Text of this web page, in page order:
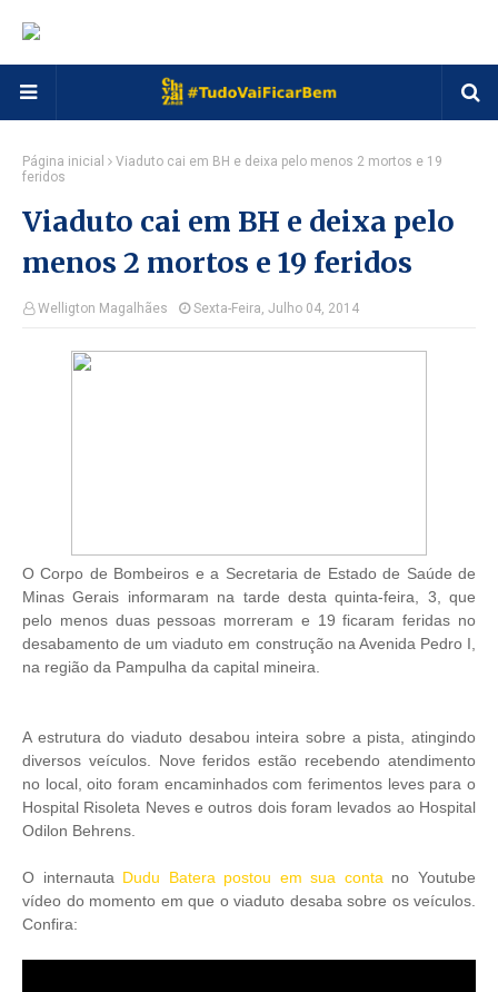
Página inicial
Viaduto cai em BH e deixa pelo menos 2 mortos e 19
feridos
Viaduto cai em BH e deixa pelo
menos 2 mortos e 19 feridos
Welligton Magalhães Sexta-Feira, Julho 04, 2014
O Corpo de Bombeiros e a Secretaria de Estado de Saúde de
Minas Gerais informaram na tarde desta quinta-feira, 3, que
pelo menos duas pessoas morreram e 19 ficaram feridas no
desabamento de um viaduto em construção na Avenida Pedro I,
na região da Pampulha da capital mineira.
A estrutura do viaduto desabou inteira sobre a pista, atingindo
diversos veículos. Nove feridos estão recebendo atendimento
no local, oito foram encaminhados com ferimentos leves para o
Hospital Risoleta Neves e outros dois foram levados ao Hospital
Odilon Behrens.
O internauta Dudu Batera postou em sua conta no Youtube
vídeo do momento em que o viaduto desaba sobre os veículos.
Confira: